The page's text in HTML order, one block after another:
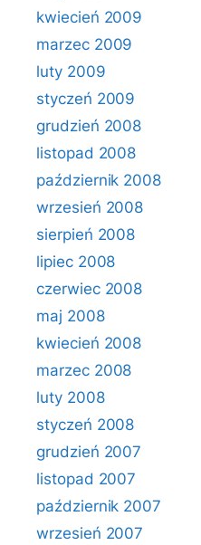
kwiecień 2009
marzec 2009
luty 2009
styczeń 2009
grudzień 2008
listopad 2008
październik 2008
wrzesień 2008
sierpień 2008
lipiec 2008
czerwiec 2008
maj 2008
kwiecień 2008
marzec 2008
luty 2008
styczeń 2008
grudzień 2007
listopad 2007
październik 2007
wrzesień 2007